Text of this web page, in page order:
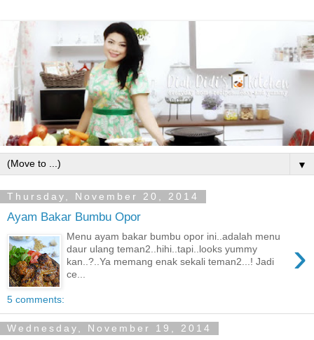
▼
Thursday, November 20, 2014
Ayam Bakar Bumbu Opor
›
Menu ayam bakar bumbu opor ini..adalah menu
daur ulang teman2..hihi..tapi..looks yummy
kan..?..Ya memang enak sekali teman2...! Jadi
ce...
5 comments:
Wednesday, November 19, 2014